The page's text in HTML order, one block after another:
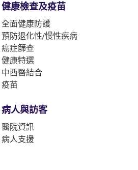
健康檢查及疫苗
全面健康防護
預防退化性/慢性疾病
癌症篩查
健康特選
中西醫結合
疫苗
病人與訪客
醫院資訊
病人支援